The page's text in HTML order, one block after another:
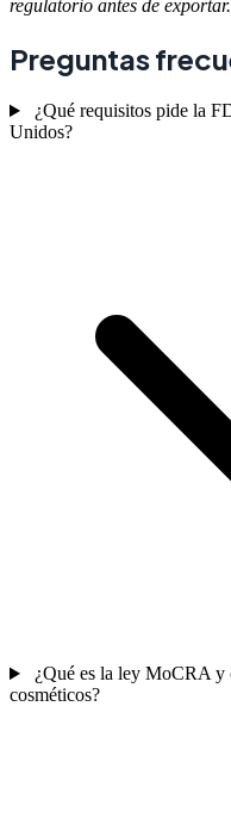
regulatorio antes de exportar.
Preguntas
¿Qué requisitos pide la
Unidos?
¿Qué es la ley MoCRA y
cosméticos?